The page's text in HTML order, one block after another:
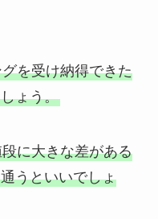
を受け納得できた
ょう。
に大きな差がある
うといいでしょ